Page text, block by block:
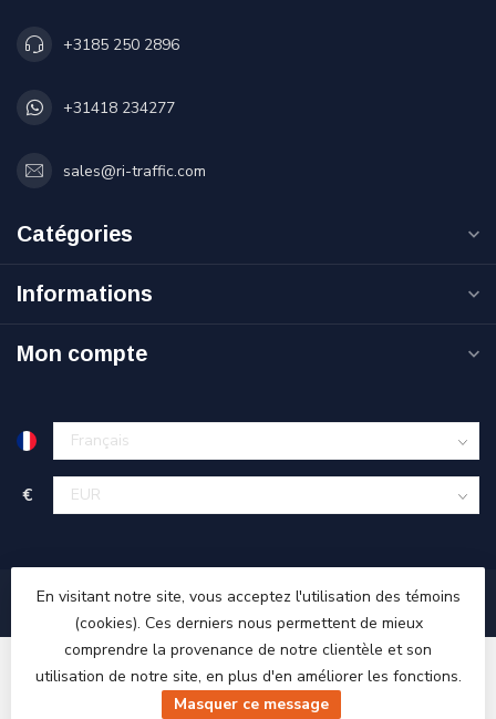
+3185 250 2896
+31418 234277
sales@ri-traffic.com
Catégories
Informations
Mon compte
€
En visitant notre site, vous acceptez l'utilisation des témoins
(cookies). Ces derniers nous permettent de mieux
comprendre la provenance de notre clientèle et son
utilisation de notre site, en plus d'en améliorer les fonctions.
Masquer ce message